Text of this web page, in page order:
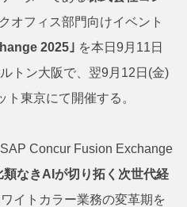
オフィス部門向けイベント
2025｣ を本日9月11日
トン大阪で、翌9月12日(金)
東京にて開催する。
Concur Fusion Exchange
なきAIが切り拓く次世代経
イトカラー業務の変革期を